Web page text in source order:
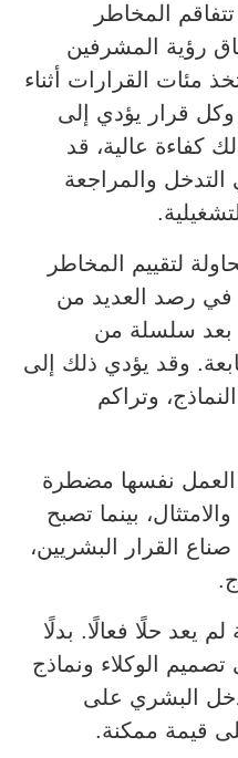
المخاطر
رؤية المشرفين
مئات القرارات أثناء
قرار يؤدي إلى
كفاءة عالية، قد
والمراجعة
لتقييم المخاطر
في رصد العديد من
بعد سلسلة من
وقد يؤدي ذلك إلى
وتراكم
نفسها مضطرة
بينما تصبح
القرار البشريين،
لم يعد حلًا فعالًا. بدلًا
الوكلاء ونماذج
البشري على
قيمة ممكنة.